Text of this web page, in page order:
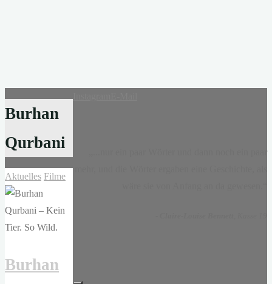
Burhan
Qurbani
Aktuelles Filme
Burhan